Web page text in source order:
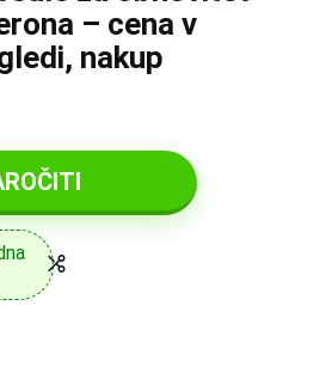
– cena v
nakup